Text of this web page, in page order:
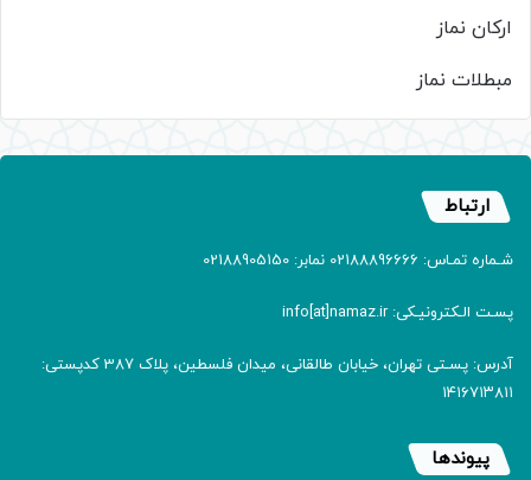
ارکان نماز
مبطلات نماز
ارتباط
شـماره تمـاس: 02188896666 نمابر: 02188905150
پسـت الـکترونیـکی: info[at]namaz.ir
آدرس: پسـتی تهران، خیابان طالقانی، میدان فلسطین، پلاک 387 کدپستی:
۱۴۱۶۷۱۳۸۱۱
پیوندها